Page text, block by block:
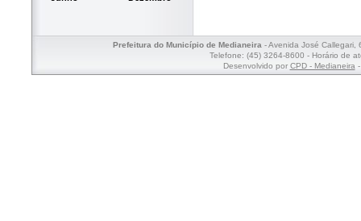
Prefeitura do Município de Medianeira- Avenida José Callegari,
Telefone: (45) 3264-8600 - Horário de
Desenvolvido por CPD - Medianeira-